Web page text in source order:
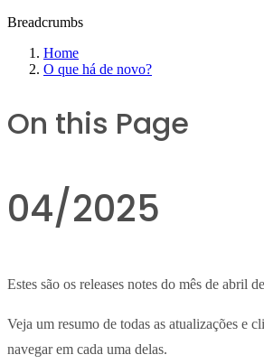
Breadcrumbs
Home
O que há de novo?
On this Page
04/2025
Estes são os releases notes do mês de abril
Veja um resumo de todas as atualizações e
navegar em cada uma delas.